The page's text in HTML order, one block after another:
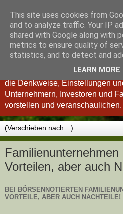
Königsinvestor
"Wer verstanden hat, was einen
auch ein besserer Unternehmer
Munger. Deshalb möchten wir
die Denkweise, Einstellungen
Unternehmern, Investoren und
vorstellen und veranschaulichen.
Familienunternehmen
Vorteilen, aber auch
BEI BÖRSENNOTIERTEN
VORTEILE, ABER AUCH NACHTEILE!
This site uses cookies from
and to analyze traffic. Your IP
shared with Google along with
metrics to ensure quality of
statistics, and to detect and
LEARN MORE